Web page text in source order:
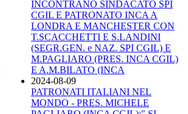
INCONTRANO SINDACATO SPI
CGIL E PATRONATO INCA A
LONDRA E MANCHESTER CON
T.SCACCHETTI E S.LANDINI
(SEGR.GEN. e NAZ. SPI CGIL) E
M.PAGLIARO (PRES. INCA CGIL)
E A.M.BILATO (INCA
2024-08-09
PATRONATI ITALIANI NEL
MONDO - PRES. MICHELE